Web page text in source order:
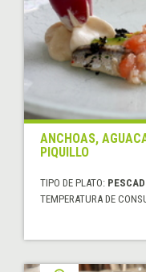
ANCHOAS,
PIQUILLO
TIPO DE PLATO:
TEMPERATURA DE